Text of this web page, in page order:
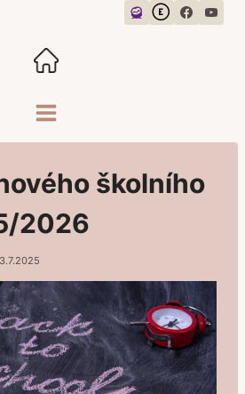
školního
2026
3.7.2025